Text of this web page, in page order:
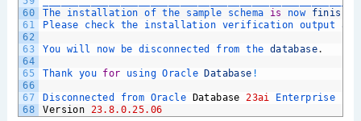
60
61
62
63
64
65
66
67
68
The installation of the sample schema is now finished
Please check the installation verification output
You will now be disconnected from the database.
Thank you for using Oracle Database !
Disconnected from Oracle Database 23ai Enterprise
Version
23.8.0.25.06